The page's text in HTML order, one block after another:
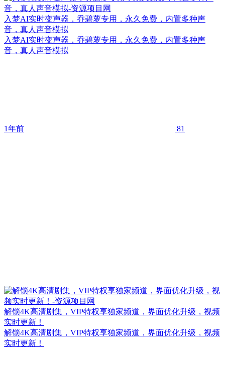
入梦AI实时变声器，乔碧萝专用，永久免费，内置多种声
音，真人声音模拟
入梦AI实时变声器，乔碧萝专用，永久免费，内置多种声
音，真人声音模拟
1年前 81
解锁4K高清剧集，VIP特权享独家频道，界面优化升级，视频
实时更新！
解锁4K高清剧集，VIP特权享独家频道，界面优化升级，视频
实时更新！